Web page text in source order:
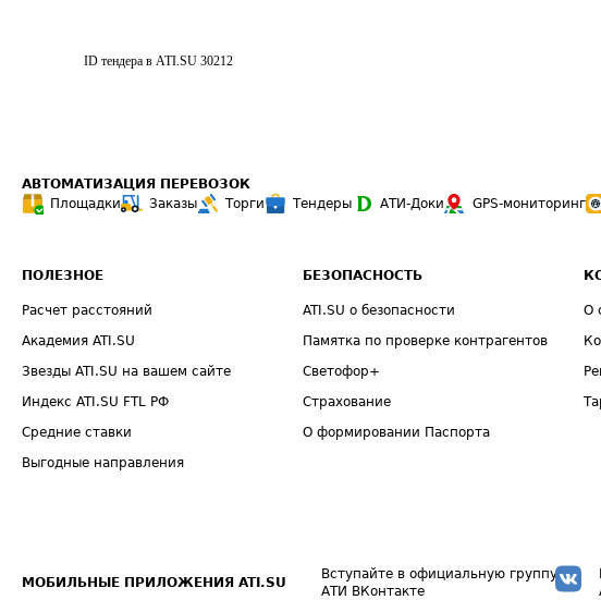
ID тендера в ATI.SU 30212
АВТОМАТИЗАЦИЯ ПЕРЕВОЗОК
Площадки
Заказы Торги Тендеры АТИ-Доки GPS-мониторинг
ПОЛЕЗНОЕ
Расчет расстояний
Академия ATI.SU
Звезды ATI.SU на вашем сайте
Индекс ATI.SU FTL РФ
Средние ставки
Выгодные направления
БЕЗОПАСНОСТЬ
ATI.SU о безопасности
Памятка по проверке контрагентов
Светофор+
Страхование
О формировании Паспорта
О
МОБИЛЬНЫЕ ПРИЛОЖЕНИЯ ATI.SU
Вступайте в официальную группу
АТИ ВКонтакте